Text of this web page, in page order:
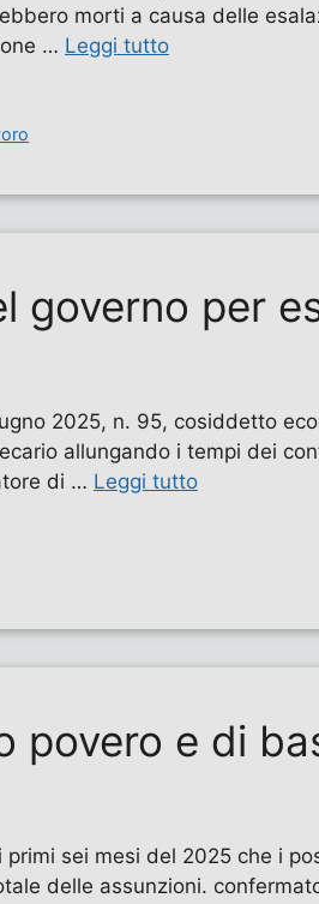
morti a causa delle
… Leggi tutto
governo per
2025, n. 95, cosiddetto
allungando i tempi dei
di … Leggi tutto
povero e di
sei mesi del 2025 che i
delle assunzioni.